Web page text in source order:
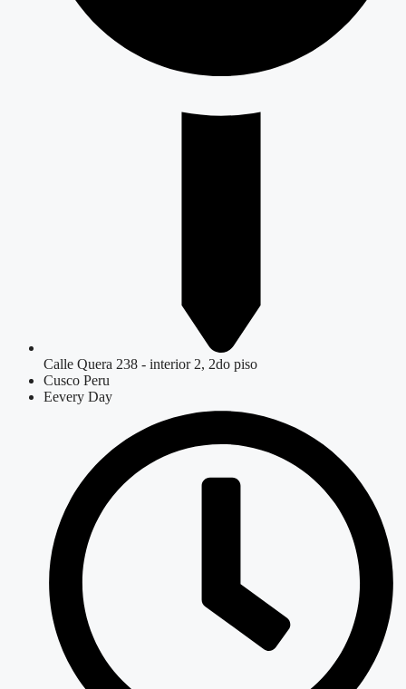
Calle Quera 238 - interior 2, 2do piso
Cusco Peru
Eevery Day